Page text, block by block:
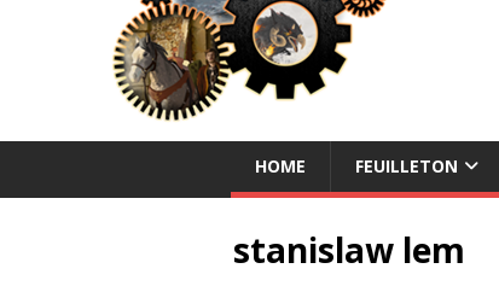
NEUE ABENTEUER
HOME FEUILLETON
stanislaw lem